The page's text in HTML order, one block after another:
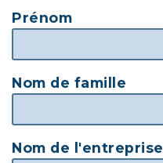
Prénom
Nom de famille
Nom de l'entreprise